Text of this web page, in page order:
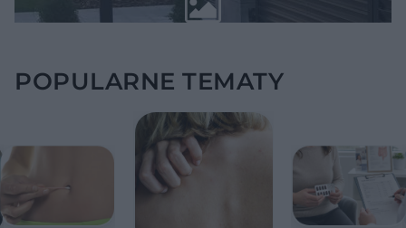
POPULARNE TEMATY